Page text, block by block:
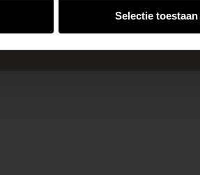
Selectie toestaan
producten van topkwaliteit. Lees